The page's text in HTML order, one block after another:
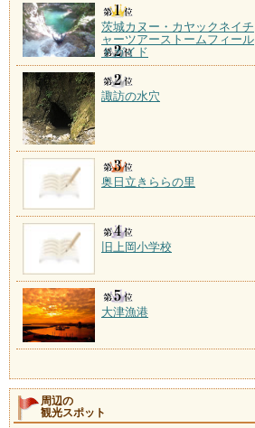
茨城カヌー・カヤックネイチ
ャーツアーストームフィール
ドガイド
諏訪の水穴
奥日立きららの里
旧上岡小学校
大津漁港
周辺の
観光スポット